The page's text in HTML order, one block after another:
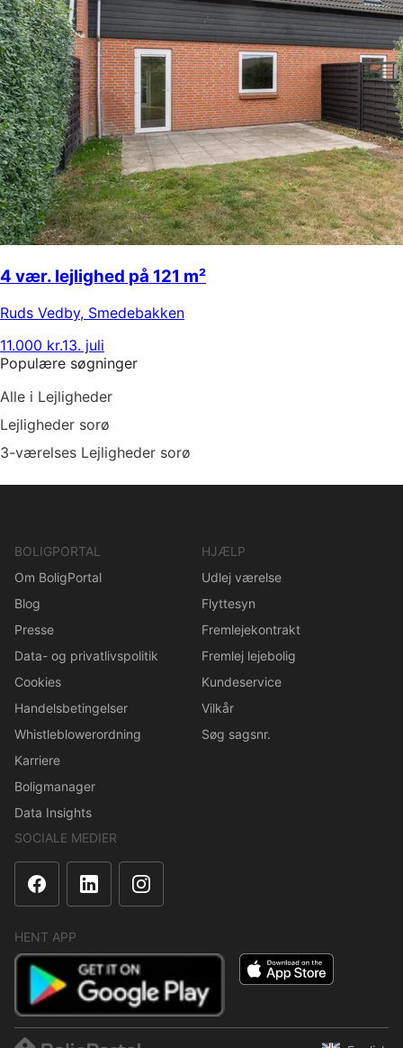
4 vær. lejlighed på 121 m²
Ruds Vedby, Smedebakken
11.000 kr.13. juli
Populære søgninger
Alle i Lejligheder
Lejligheder sorø
3-værelses Lejligheder sorø
BOLIGPORTAL
Om BoligPortal
Blog
Presse
Data- og privatlivspolitik
Cookies
Handelsbetingelser
Whistleblowerordning
Karriere
Boligmanager
Data Insights
HJÆLP
Udlej værelse
Flyttesyn
Fremlejekontrakt
Fremlej lejebolig
Kundeservice
Vilkår
Søg sagsnr.
SOCIALE MEDIER
HENT APP